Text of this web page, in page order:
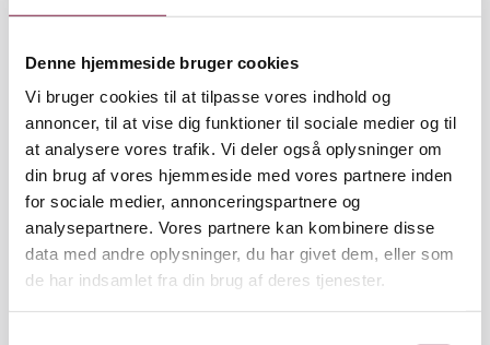
Denne hjemmeside bruger cookies
Vi bruger cookies til at tilpasse vores indhold og
annoncer, til at vise dig funktioner til sociale medier og til
at analysere vores trafik. Vi deler også oplysninger om
din brug af vores hjemmeside med vores partnere inden
for sociale medier, annonceringspartnere og
analysepartnere. Vores partnere kan kombinere disse
data med andre oplysninger, du har givet dem, eller som
de har indsamlet fra din brug af deres tjenester.
i den offentlige debat og derigennem få indflydelse
»Jeg kan godt forstå, hvis nogle pædagoger mister
lysten til at engagere sig 100 procent, for hvis man
ikke får lov til at øve indflydelse, mister arbejdet sin
mening,« siger Rasmus Willig.
Den vigtige kritik. Når kritikken fra de offentligt